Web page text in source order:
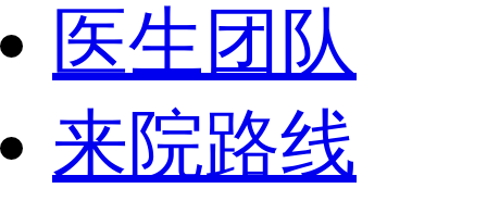
医生团队
来院路线